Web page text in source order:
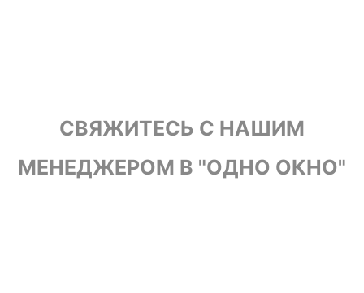
СВЯЖИТЕСЬ С НАШИМ
МЕНЕДЖЕРОМ В "ОДНО ОКНО"